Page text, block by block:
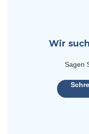
Wir
Sagen